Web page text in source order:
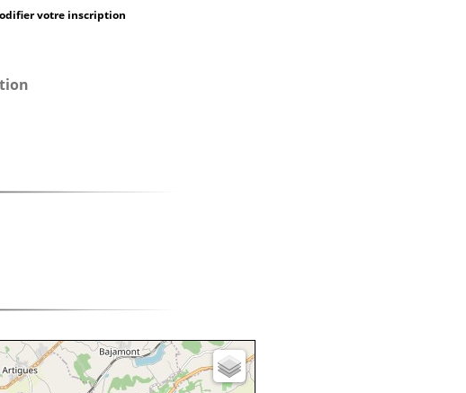
votre inscription